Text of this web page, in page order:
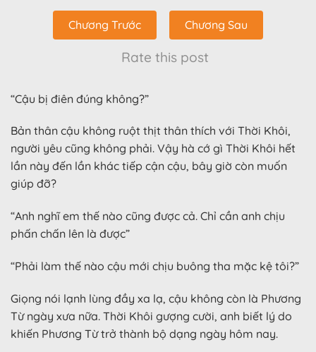
Chương Trước Chương Sau
Rate this post
“Cậu bị điên đúng không?”
Bản thân cậu không ruột thịt thân thích với Thời Khôi,
người yêu cũng không phải. Vậy hà cớ gì Thời Khôi hết
lần này đến lần khác tiếp cận cậu, bây giờ còn muốn
giúp đỡ?
“Anh nghĩ em thế nào cũng được cả. Chỉ cần anh chịu
phấn chấn lên là được”
“Phải làm thế nào cậu mới chịu buông tha mặc kệ tôi?”
Giọng nói lạnh lùng đầy xa lạ, cậu không còn là Phương
Từ ngày xưa nữa. Thời Khôi gượng cười, anh biết lý do
khiến Phương Từ trở thành bộ dạng ngày hôm nay.